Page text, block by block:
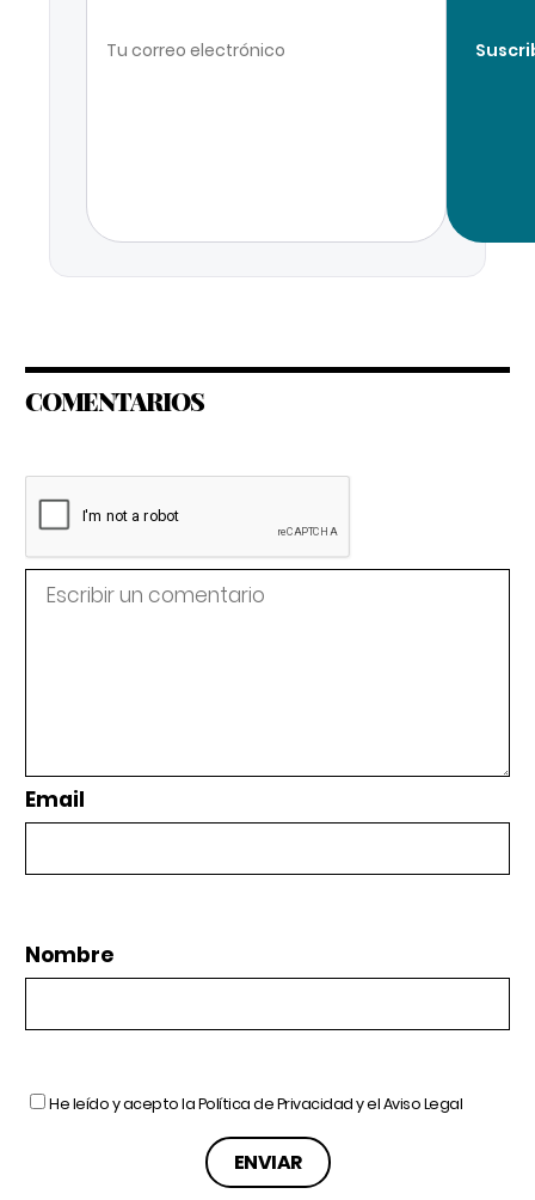
COMENTARIOS
Email
Nombre
He leído y acepto laPolítica de Privacidady elAviso Legal